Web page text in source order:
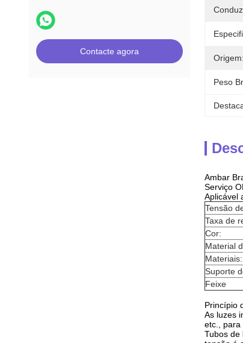
Contacte agora
Origem:
Peso
Ambar
Serviço
Aplicável
Tensão
Taxa de
Cor:
Material
Materiais:
Suporte
Feixe
Princípio
As luzes
etc., para
Tubos de